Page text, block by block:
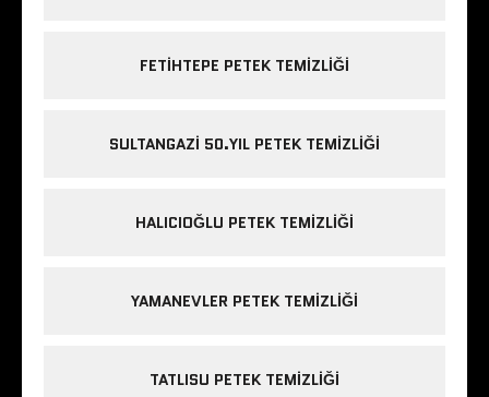
FETIHTEPE PETEK TEMIZLIĞI
SULTANGAZI 50.YIL PETEK TEMIZLIĞI
HALICIOĞLU PETEK TEMIZLIĞI
YAMANEVLER PETEK TEMIZLIĞI
TATLISU PETEK TEMIZLIĞI